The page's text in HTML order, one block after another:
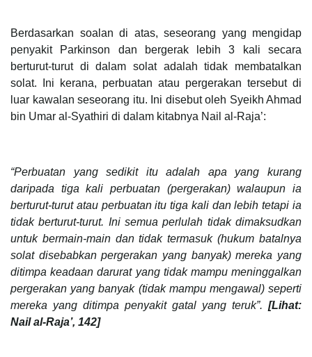
Berdasarkan soalan di atas, seseorang yang mengidap
penyakit Parkinson dan bergerak lebih 3 kali secara
berturut-turut di dalam solat adalah tidak membatalkan
solat. Ini kerana, perbuatan atau pergerakan tersebut di
luar kawalan seseorang itu. Ini disebut oleh Syeikh Ahmad
bin Umar al-Syathiri di dalam kitabnya Nail al-Raja’:
“Perbuatan yang sedikit itu adalah apa yang kurang
daripada tiga kali perbuatan (pergerakan) walaupun ia
berturut-turut atau perbuatan itu tiga kali dan lebih tetapi ia
tidak berturut-turut. Ini semua perlulah tidak dimaksudkan
untuk bermain-main dan tidak termasuk (hukum batalnya
solat disebabkan pergerakan yang banyak) mereka yang
ditimpa keadaan darurat yang tidak mampu meninggalkan
pergerakan yang banyak (tidak mampu mengawal) seperti
mereka yang ditimpa penyakit gatal yang teruk”. [Lihat:
Nail al-Raja’, 142]